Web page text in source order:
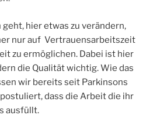
hier etwas zu verändern,
nur auf Vertrauensarbeitszeit
zu ermöglichen. Dabei ist hier
die Qualität wichtig. Wie das
wir bereits seit Parkinsons
dass die Arbeit die ihr
ausfüllt.